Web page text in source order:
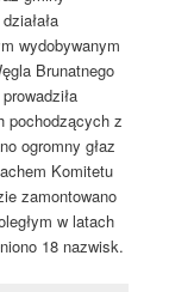
wydobywanym
Brunatnego
pochodzących z
ogromny głaz
Komitetu
zamontowano
w latach
18 nazwisk.